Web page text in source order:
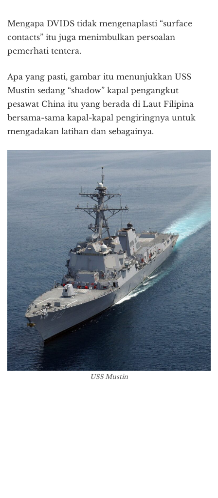
Mengapa DVIDS tidak mengenaplasti “surface
contacts” itu juga menimbulkan persoalan
pemerhati tentera.
Apa yang pasti, gambar itu menunjukkan USS
Mustin sedang “shadow” kapal pengangkut
pesawat China itu yang berada di Laut Filipina
bersama-sama kapal-kapal pengiringnya untuk
mengadakan latihan dan sebagainya.
USS Mustin